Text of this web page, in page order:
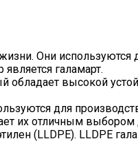
Они
галамарт.
обладает высокой
для
их отличным
(LLDPE). LLDPE